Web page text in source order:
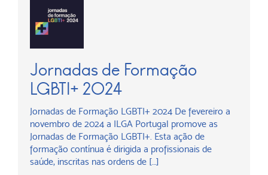
Jornadas de Formação
LGBTI+ 2024
Jornadas de Formação LGBTI+ 2024 De fevereiro a
novembro de 2024 a ILGA Portugal promove as
Jornadas de Formação LGBTI+. Esta ação de
formação contínua é dirigida a profissionais de
saúde, inscritas nas ordens de […]